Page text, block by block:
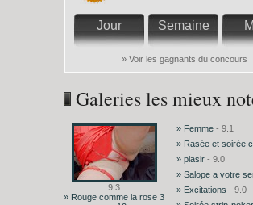
Jour Semaine
» Voir les gagnants du concours
Galeries les mieux
9.3
» Rouge comme la rose 3
» Femme - 9.1
» Rasée et soirée
» plasir - 9.0
» Salope a votre
» Excitations - 9.0